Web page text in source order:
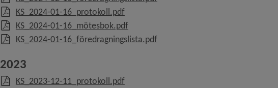
KS_2024-01-16_protokoll.pdf, 462.5 kB, öppnas i nytt fönster.
KS_2024-01-16_mötesbok.pdf, 53.6 MB, öppnas i nytt fönster.
KS_2024-01-16_föredragningslista.pdf, 120.2 kB, öppnas i nytt fönster.
2023
KS_2023-12-11_protokoll.pdf, 190.1 kB, öppnas i nytt fönster.